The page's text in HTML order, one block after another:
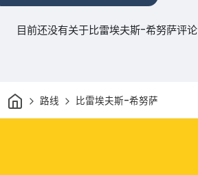
目前还没有关于比雷埃夫斯-希努萨评论
家 路线 比雷埃夫斯-希努萨